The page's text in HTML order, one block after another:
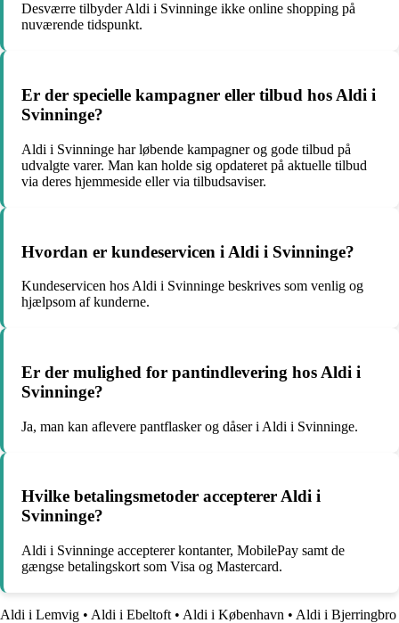
Desværre tilbyder Aldi i Svinninge ikke online shopping på
nuværende tidspunkt.
Er der specielle kampagner eller tilbud hos Aldi i
Svinninge?
Aldi i Svinninge har løbende kampagner og gode tilbud på
udvalgte varer. Man kan holde sig opdateret på aktuelle tilbud
via deres hjemmeside eller via tilbudsaviser.
Hvordan er kundeservicen i Aldi i Svinninge?
Kundeservicen hos Aldi i Svinninge beskrives som venlig og
hjælpsom af kunderne.
Er der mulighed for pantindlevering hos Aldi i
Svinninge?
Ja, man kan aflevere pantflasker og dåser i Aldi i Svinninge.
Hvilke betalingsmetoder accepterer Aldi i
Svinninge?
Aldi i Svinninge accepterer kontanter, MobilePay samt de
gængse betalingskort som Visa og Mastercard.
Aldi i Lemvig • Aldi i Ebeltoft • Aldi i København • Aldi i Bjerringbro